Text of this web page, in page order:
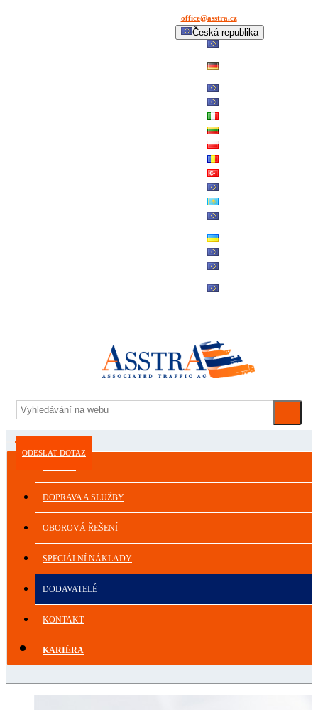
office@asstra.cz
Česká republika
España
France
Italia
Lietuva
Polska
România
Türkiye
USA
Казахстан
Україна
中国-中文
България
DOPRAVA A SLUŽBY
OBOROVÁ ŘEŠENÍ
SPECIÁLNÍ NÁKLADY
DODAVATELÉ
KONTAKT
KARIÉRA
ODESLAT DOTAZ